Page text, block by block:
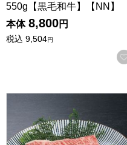
550g【黒毛和牛】【NN】
本体 8,800円
税込 9,504円